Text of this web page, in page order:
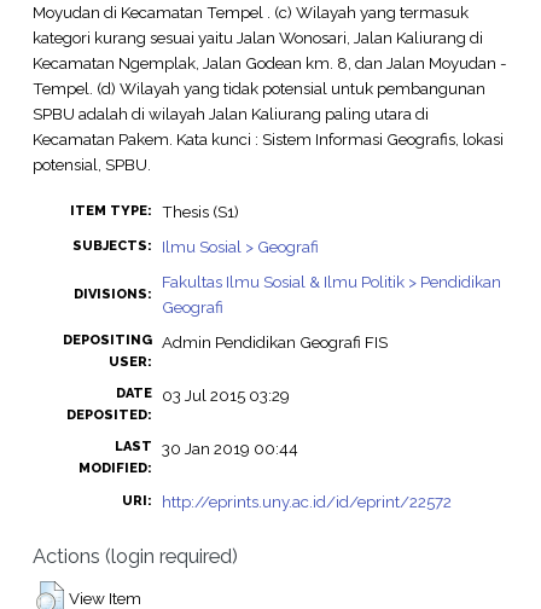
Moyudan di Kecamatan Tempel . (c) Wilayah yang termasuk
kategori kurang sesuai yaitu Jalan Wonosari, Jalan Kaliurang di
Kecamatan Ngemplak, Jalan Godean km. 8, dan Jalan Moyudan -
Tempel. (d) Wilayah yang tidak potensial untuk pembangunan
SPBU adalah di wilayah Jalan Kaliurang paling utara di
Kecamatan Pakem. Kata kunci : Sistem Informasi Geografis, lokasi
potensial, SPBU.
ITEM TYPE: Thesis (S1)
SUBJECTS: Ilmu Sosial > Geografi
DIVISIONS:
Fakultas Ilmu Sosial & Ilmu Politik > Pendidikan
Geografi
DEPOSITING
USER:
Admin Pendidikan Geografi FIS
DATE
DEPOSITED:
03 Jul 2015 03:29
LAST
MODIFIED:
30 Jan 2019 00:44
URI: http://eprints.uny.ac.id/id/eprint/22572
Actions (login required)
View Item